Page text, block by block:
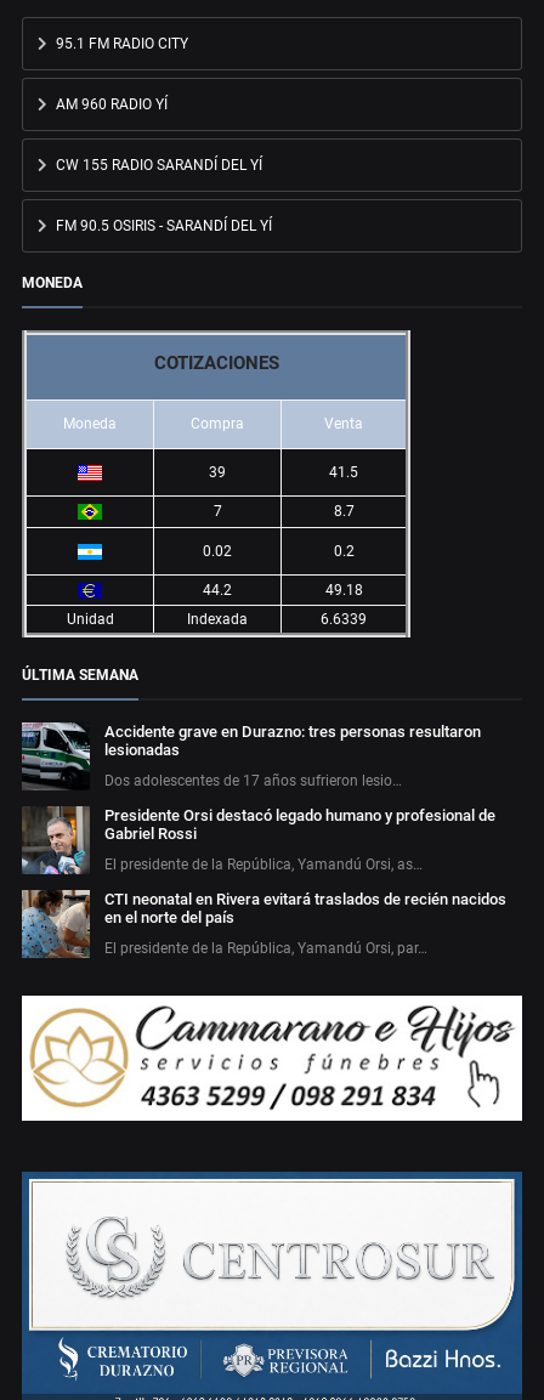
95.1 FM RADIO CITY
AM 960 RADIO YÍ
CW 155 RADIO SARANDÍ DEL YÍ
FM 90.5 OSIRIS - SARANDÍ DEL YÍ
MONEDA
COTIZACIONES
Moneda Compra Venta
39 41.5
7 8.7
0.02 0.2
44.2
49.18
Unidad
Indexada 6.6339
ÚLTIMA SEMANA
Accidente grave en Durazno: tres personas resultaron
lesionadas
Dos adolescentes de 17 años sufrieron lesio…
Presidente Orsi destacó legado humano y profesional de
Gabriel Rossi
El presidente de la República, Yamandú Orsi, as…
CTI neonatal en Rivera evitará traslados de recién nacidos
en el norte del país
El presidente de la República, Yamandú Orsi, par…